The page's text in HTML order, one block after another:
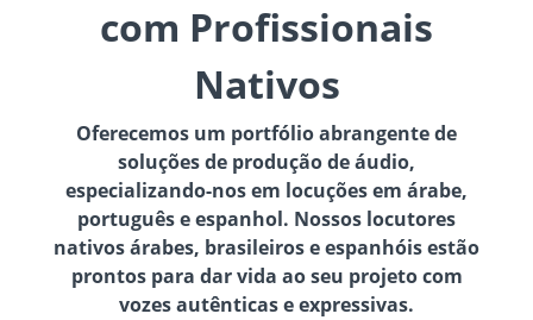
com Profissionais
Nativos
Oferecemos um portfólio abrangente de
soluções de produção de áudio,
especializando-nos em locuções em árabe,
português e espanhol. Nossos locutores
nativos árabes, brasileiros e espanhóis estão
prontos para dar vida ao seu projeto com
vozes autênticas e expressivas.